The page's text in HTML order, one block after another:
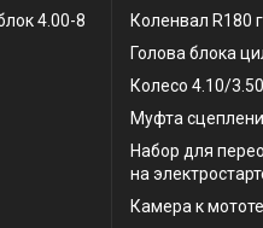
4.00-8
Коленвал R180
Голова блока
Колесо 4.10/
Муфта
Набор для
на
Камера к